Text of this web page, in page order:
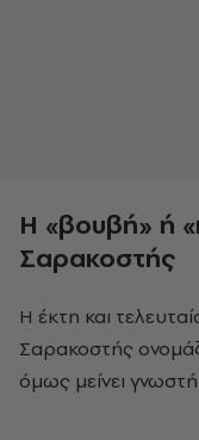
Η «βουβή» ή
Σαρακοστής
H έκτη και
Σαρακοστής
όμως μείνει